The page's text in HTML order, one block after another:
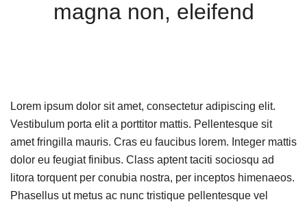
magna non, eleifend
Lorem ipsum dolor sit amet, consectetur adipiscing elit.
Vestibulum porta elit a porttitor mattis. Pellentesque sit
amet fringilla mauris. Cras eu faucibus lorem. Integer mattis
dolor eu feugiat finibus. Class aptent taciti sociosqu ad
litora torquent per conubia nostra, per inceptos himenaeos.
Phasellus ut metus ac nunc tristique pellentesque vel